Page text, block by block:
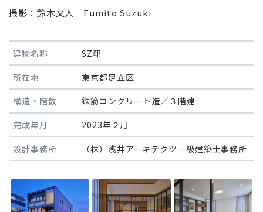
撮影：鈴木文人 Fumito Suzuki
建物名称 SZ邸
所在地 東京都足立区
構造・階数 鉄筋コンクリート造／３階建
完成年月 2023年２月
設計事務所 （株）浅井アーキテクツ一級建築士事務所